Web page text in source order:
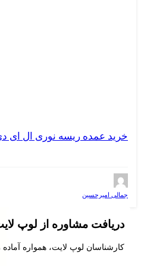
خرید عمده ریسه نوری ال ای
جمالی امیرحسین
دریافت مشاوره از لوپ
کارشناسان لوپ لایت، همواره